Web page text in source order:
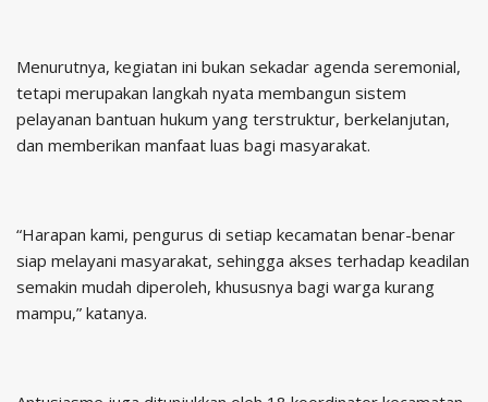
Menurutnya, kegiatan ini bukan sekadar agenda seremonial,
tetapi merupakan langkah nyata membangun sistem
pelayanan bantuan hukum yang terstruktur, berkelanjutan,
dan memberikan manfaat luas bagi masyarakat.
“Harapan kami, pengurus di setiap kecamatan benar-benar
siap melayani masyarakat, sehingga akses terhadap keadilan
semakin mudah diperoleh, khususnya bagi warga kurang
mampu,” katanya.